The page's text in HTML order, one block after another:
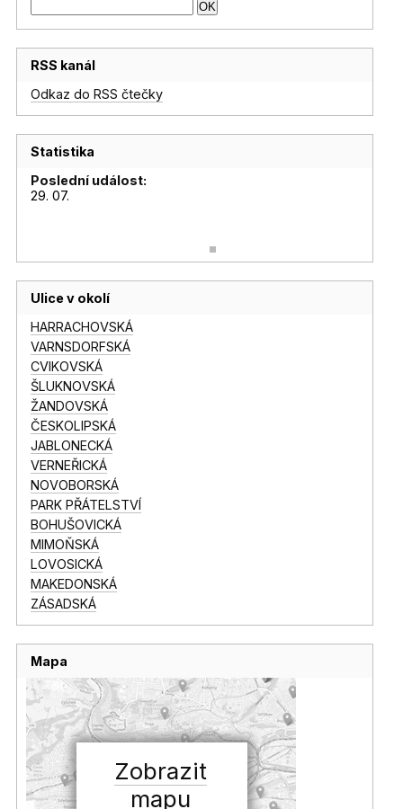
RSS kanál
Odkaz do RSS čtečky
Statistika
Poslední událost:
29. 07.
Ulice v okolí
HARRACHOVSKÁ
VARNSDORFSKÁ
CVIKOVSKÁ
ŠLUKNOVSKÁ
ŽANDOVSKÁ
ČESKOLIPSKÁ
JABLONECKÁ
VERNEŘICKÁ
NOVOBORSKÁ
PARK PŘÁTELSTVÍ
BOHUŠOVICKÁ
MIMOŇSKÁ
LOVOSICKÁ
MAKEDONSKÁ
ZÁSADSKÁ
Mapa
Zobrazit
mapu